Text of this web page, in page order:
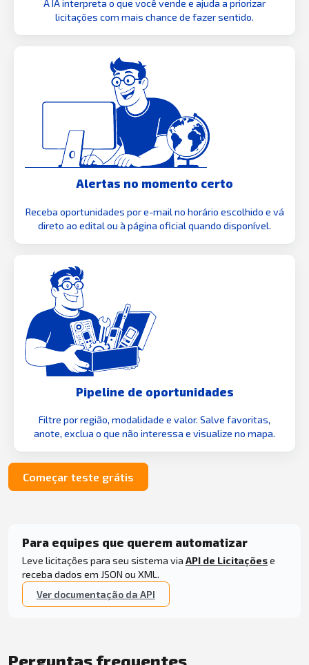
A IA interpreta o que você vende e ajuda a priorizar
licitações com mais chance de fazer sentido.
Alertas no momento certo
Receba oportunidades por e-mail no horário escolhido e vá
direto ao edital ou à página oficial quando disponível.
Pipeline de oportunidades
Filtre por região, modalidade e valor. Salve favoritas,
anote, exclua o que não interessa e visualize no mapa.
Começar teste grátis
Para equipes que querem automatizar
Leve licitações para seu sistema via API de Licitaçõese
receba dados em JSON ou XML.
Ver documentação da API
Perguntas frequentes